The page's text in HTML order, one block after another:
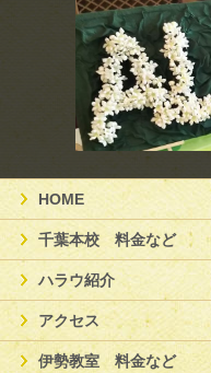
HOME
千葉本校 料金など
ハラウ紹介
アクセス
伊勢教室 料金など